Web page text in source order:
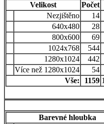
Velikost
Počet
Nezjištěno
14
640x480
28
800x600
69
1024x768
544
1280x1024
442
Více než 1280x1024
54
Vše:
1159
Barevné hloubka